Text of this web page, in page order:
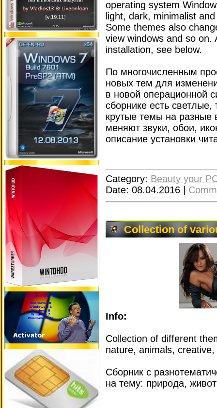
operating system
light, dark, minimalist
Some themes also
view windows and so on.
installation, see below.
По многочисленным
новых тем для
в новой операционной
сборнике есть
крутые темы на разные
меняют звуки, обои,
описание установки
Category: Beauty your
Date: 08.04.2016
Collection of
Info:
Collection of different
nature, animals,
Сборник с
на тему: природа,